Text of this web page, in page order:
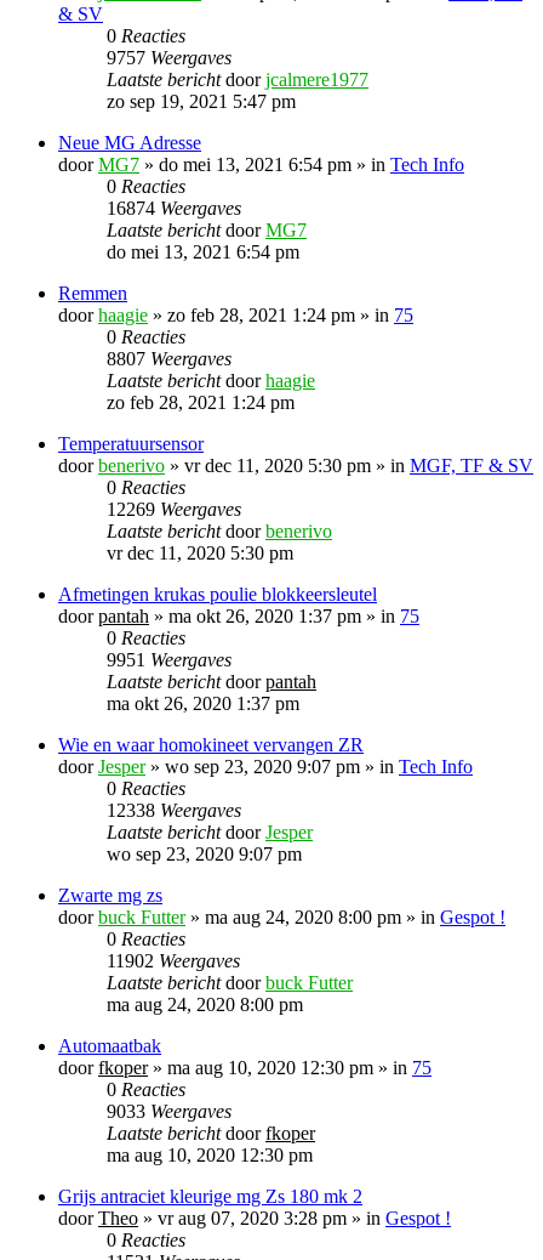
& SV
0 Reacties
9757 Weergaves
Laatste berichtdoorjcalmere1977
zo sep 19, 2021 5:47 pm
Neue MG Adresse
doorMG7 » do mei 13, 2021 6:54 pm » in Tech Info
0 Reacties
16874 Weergaves
Laatste berichtdoorMG7
do mei 13, 2021 6:54 pm
Remmen
doorhaagie » zo feb 28, 2021 1:24 pm » in 75
0 Reacties
8807 Weergaves
Laatste berichtdoorhaagie
zo feb 28, 2021 1:24 pm
Temperatuursensor
doorbenerivo » vr dec 11, 2020 5:30 pm » in MGF, TF & SV
0 Reacties
12269 Weergaves
Laatste berichtdoorbenerivo
vr dec 11, 2020 5:30 pm
Afmetingen krukas poulie blokkeersleutel
doorpantah » ma okt 26, 2020 1:37 pm » in 75
0 Reacties
9951 Weergaves
Laatste berichtdoorpantah
ma okt 26, 2020 1:37 pm
Wie en waar homokineet vervangen ZR
doorJesper» wo sep 23, 2020 9:07 pm » in Tech Info
0 Reacties
12338 Weergaves
Laatste berichtdoorJesper
wo sep 23, 2020 9:07 pm
Zwarte mg zs
doorbuck Futter» ma aug 24, 2020 8:00 pm » in Gespot !
0 Reacties
11902 Weergaves
Laatste berichtdoorbuck Futter
ma aug 24, 2020 8:00 pm
Automaatbak
doorfkoper» ma aug 10, 2020 12:30 pm » in 75
0 Reacties
9033 Weergaves
Laatste berichtdoorfkoper
ma aug 10, 2020 12:30 pm
Grijs antraciet kleurige mg Zs 180 mk 2
doorTheo » vr aug 07, 2020 3:28 pm » in Gespot !
0 Reacties